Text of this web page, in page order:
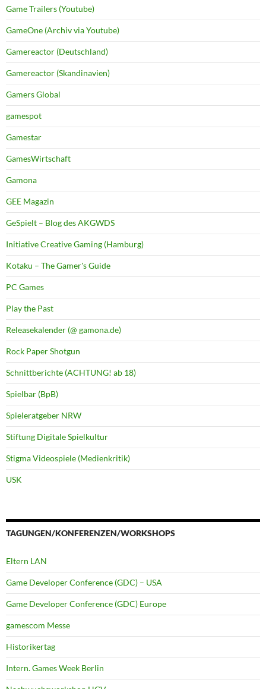
Game Trailers (Youtube)
GameOne (Archiv via Youtube)
Gamereactor (Deutschland)
Gamereactor (Skandinavien)
Gamers Global
gamespot
Gamestar
GamesWirtschaft
Gamona
GEE Magazin
GeSpielt – Blog des AKGWDS
Initiative Creative Gaming (Hamburg)
Kotaku – The Gamer's Guide
PC Games
Play the Past
Releasekalender (@ gamona.de)
Rock Paper Shotgun
Schnittberichte (ACHTUNG! ab 18)
Spielbar (BpB)
Spieleratgeber NRW
Stiftung Digitale Spielkultur
Stigma Videospiele (Medienkritik)
USK
TAGUNGEN/KONFERENZEN/WORKSHOPS
Eltern LAN
Game Developer Conference (GDC) – USA
Game Developer Conference (GDC) Europe
gamescom Messe
Historikertag
Intern. Games Week Berlin